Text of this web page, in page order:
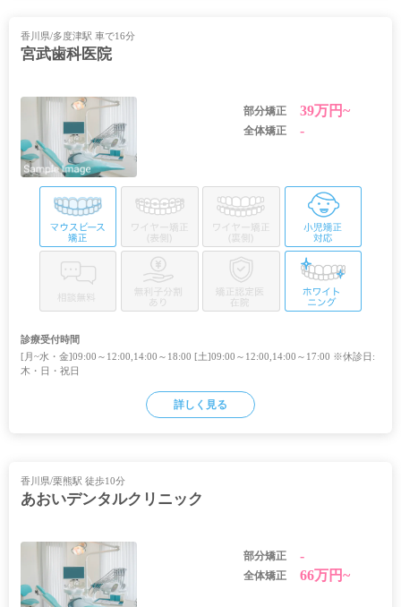
香川県/多度津駅 車で16分
宮武歯科医院
部分矯正 39万円~
全体矯正 -
診療受付時間
[月~水・金]09:00～12:00,14:00～18:00 [土]09:00～12:00,14:00～17:00 ※休診日:
木・日・祝日
詳しく見る
香川県/栗熊駅 徒歩10分
あおいデンタルクリニック
部分矯正 -
全体矯正 66万円~